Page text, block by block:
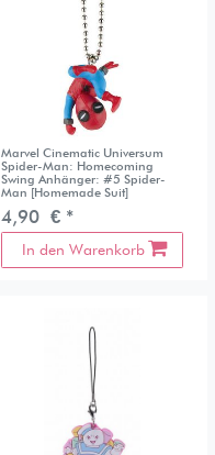
Marvel Cinematic Universum
Spider-Man: Homecoming
Swing Anhänger: #5 Spider-
Man [Homemade Suit]
4,90 € *
In den Warenkorb